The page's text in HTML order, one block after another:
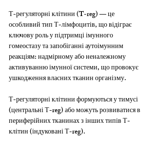
Т-регуляторні клітини (T-reg) — це
особливий тип Т-лімфоцитів, що відіграє
ключову роль у підтримці імунного
гомеостазу та запобіганні аутоімунним
реакціям: надмірному або неналежному
активуванню імунної системи, що провокує
ушкодження власних тканин організму.
Т-регуляторні клітини формуються у тимусі
(центральні Т-reg) або можуть розвиватися в
периферійних тканинах з інших типів Т-
клітин (індуковані Т-reg).